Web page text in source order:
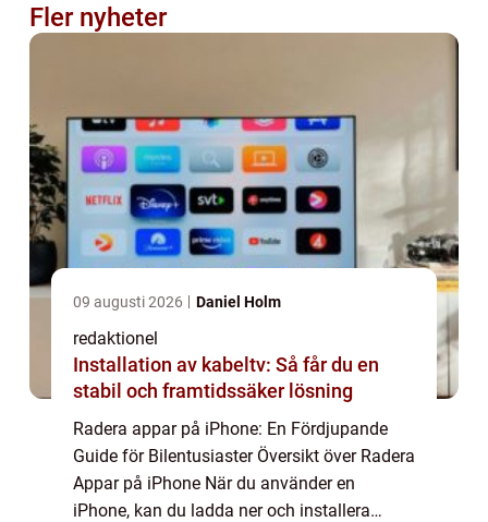
Fler nyheter
09 augusti 2026 Daniel Holm
redaktionel
Installation av kabeltv: Så får du en
stabil och framtidssäker lösning
Radera appar på iPhone: En Fördjupande
Guide för Bilentusiaster Översikt över Radera
Appar på iPhone När du använder en
iPhone, kan du ladda ner och installera